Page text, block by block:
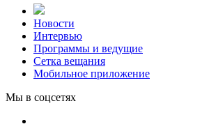
Новости
Интервью
Программы и ведущие
Сетка вещания
Мобильное приложение
Мы в соцсетях